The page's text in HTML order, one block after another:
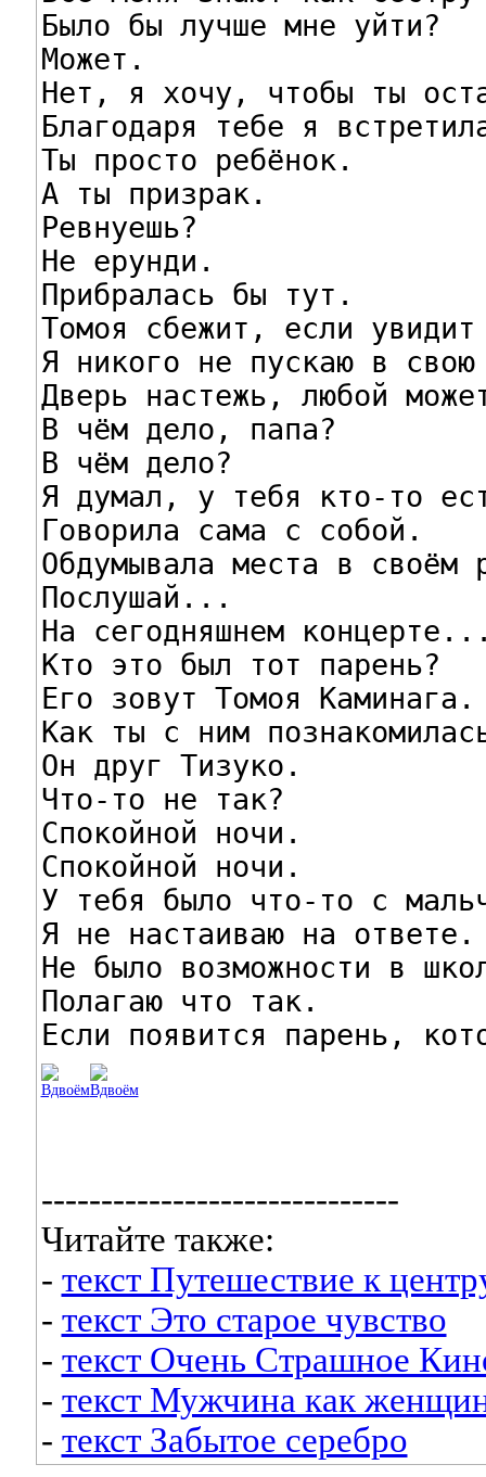
Было бы лучше мне уйти?
Может.
Нет, я хочу, чтобы ты
Благодаря тебе я
Ты просто ребёнок.
А ты призрак.
Ревнуешь?
Не ерунди.
Прибралась бы тут.
Томоя сбежит, если
Я никого не пускаю в свою
Дверь настежь, любой
В чём дело, папа?
В чём дело?
Я думал, у тебя кто-то
Говорила сама с собой.
Обдумывала места в своём
Послушай...
На сегодняшнем
Кто это был тот парень?
Его зовут Томоя Каминага.
Как ты с ним
Он друг Тизуко.
Что-то не так?
Спокойной ночи.
Спокойной ночи.
У тебя было что-то с
Я не настаиваю на ответе.
Не было возможности в
Полагаю что так.
Если появится парень,
------------------------------
Читайте также:
- текст Путешествие к
- текст Это старое чувство
- текст Очень Страшное
- текст Мужчина как
- текст Забытое серебро